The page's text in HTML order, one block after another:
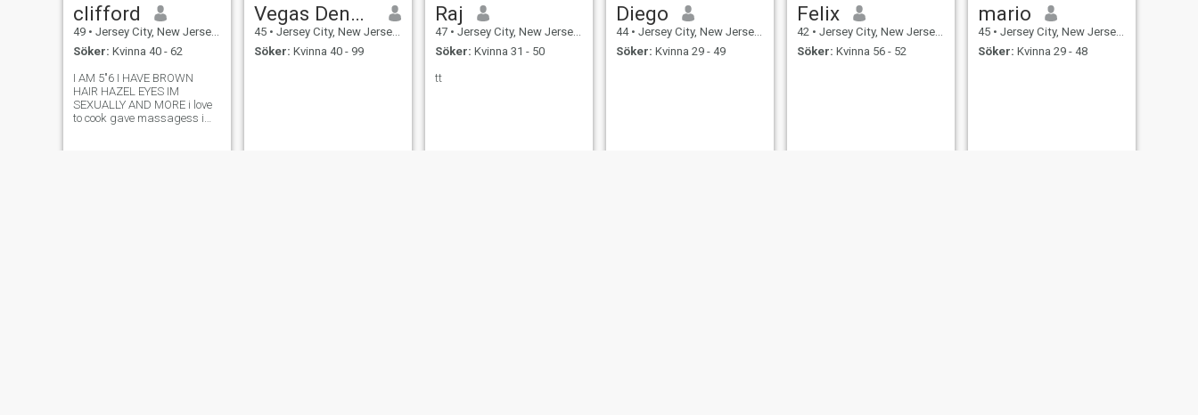
clifford
49 • Jersey City, New Jersey, USA
Söker: Kvinna 40 - 62
I AM 5"6 I HAVE BROWN
HAIR HAZEL EYES IM
SEXUALLY AND MORE i love
to cook gave massagess im
Vegas Dennis
45 • Jersey City, New Jersey, USA
Söker: Kvinna 40 - 99
Raj
47 • Jersey City, New Jersey, USA
Söker: Kvinna 31 - 50
tt
Diego
44 • Jersey City, New Jersey, USA
Söker: Kvinna 29 - 49
Felix
42 • Jersey City, New Jersey, USA
Söker: Kvinna 56 - 52
mario
45 • Jersey City, New Jersey, USA
Söker: Kvinna 29 - 48